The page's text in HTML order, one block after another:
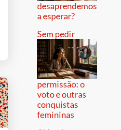
desaprendemos
a esperar?
Sem pedir
permissão: o
voto e outras
conquistas
femininas